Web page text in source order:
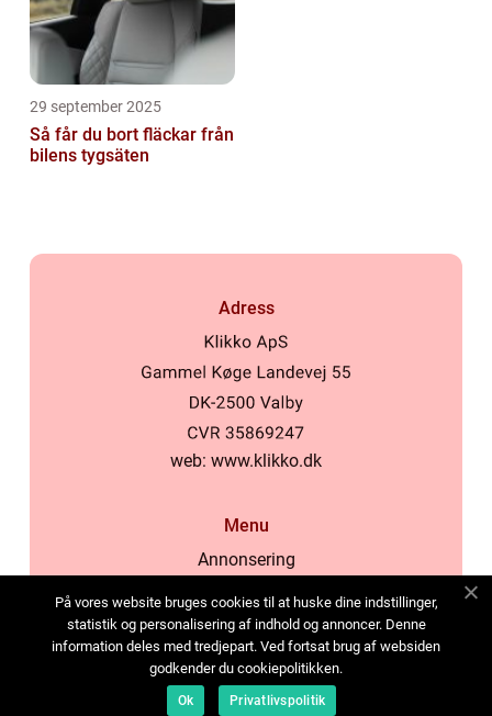
29 september 2025
Så får du bort fläckar från
bilens tygsäten
Adress
web: www.klikko.dk
Menu
Annonsering
Cookies
Kontakta oss
Sitemap
På vores website bruges cookies til at huske dine indstillinger,
statistik og personalisering af indhold og annoncer. Denne
information deles med tredjepart. Ved fortsat brug af websiden
godkender du cookiepolitikken.
Ok Privatlivspolitik